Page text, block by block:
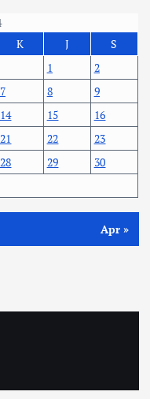
K J
S
1
2
7 8
9
14 15
16
21 22
23
28 29
30
Apr »